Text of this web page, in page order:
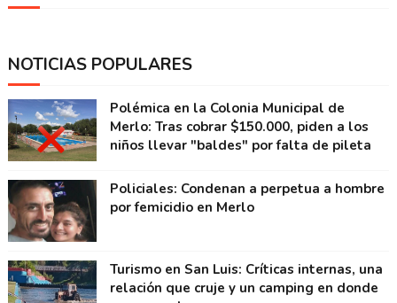
NOTICIAS POPULARES
Polémica en la Colonia Municipal de
Merlo: Tras cobrar $150.000, piden a los
niños llevar "baldes" por falta de pileta
Policiales: Condenan a perpetua a hombre
por femicidio en Merlo
Turismo en San Luis: Críticas internas, una
relación que cruje y un camping en donde